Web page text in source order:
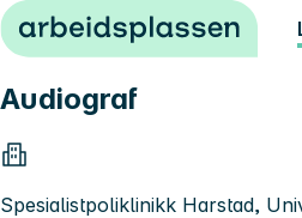
Hopp til innhold
Audiograf
Spesialistpoliklinikk Harstad,